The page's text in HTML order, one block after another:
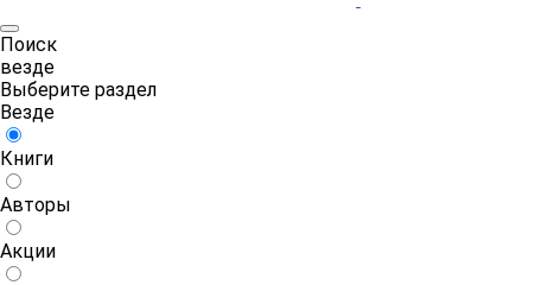
Поиск
везде
Выберите раздел
Везде
Книги
Авторы
Акции